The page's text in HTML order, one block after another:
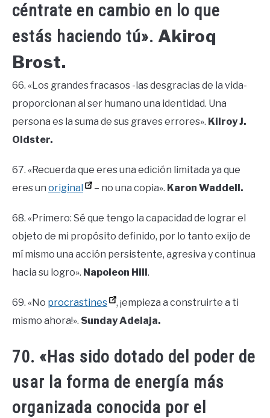
céntrate en cambio en lo que
estás haciendo tú». Akiroq
Brost.
66. «Los grandes fracasos -las desgracias de la vida-
proporcionan al ser humano una identidad. Una
persona es la suma de sus graves errores». Kilroy J.
Oldster.
67. «Recuerda que eres una edición limitada ya que
eres un original – no una copia». Karon Waddell.
68. «Primero: Sé que tengo la capacidad de lograr el
objeto de mi propósito definido, por lo tanto exijo de
mí mismo una acción persistente, agresiva y continua
hacia su logro». Napoleon Hill .
69. «No procrastines
, ¡empieza a construirte a ti
mismo ahora!». Sunday Adelaja.
70. «Has sido dotado del poder de
usar la forma de energía más
organizada conocida por el